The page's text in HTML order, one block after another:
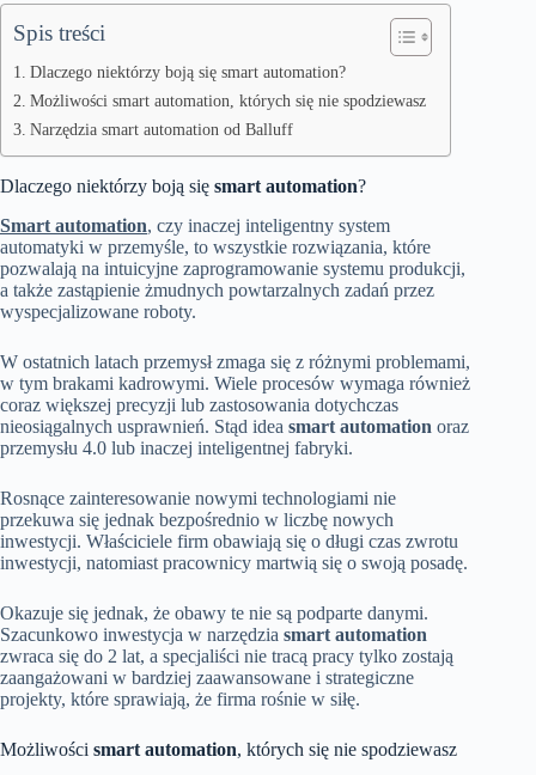
Spis treści
Dlaczego niektórzy boją się smart automation?
Możliwości smart automation, których się nie spodziewasz
Narzędzia smart automation od Balluff
Dlaczego niektórzy boją się smart automation?
Smart automation, czy inaczej inteligentny system
automatyki w przemyśle, to wszystkie rozwiązania, które
pozwalają na intuicyjne zaprogramowanie systemu produkcji,
a także zastąpienie żmudnych powtarzalnych zadań przez
wyspecjalizowane roboty.
W ostatnich latach przemysł zmaga się z różnymi problemami,
w tym brakami kadrowymi. Wiele procesów wymaga również
coraz większej precyzji lub zastosowania dotychczas
nieosiągalnych usprawnień. Stąd idea smart automation oraz
przemysłu 4.0 lub inaczej inteligentnej fabryki.
Rosnące zainteresowanie nowymi technologiami nie
przekuwa się jednak bezpośrednio w liczbę nowych
inwestycji. Właściciele firm obawiają się o długi czas zwrotu
inwestycji, natomiast pracownicy martwią się o swoją posadę.
Okazuje się jednak, że obawy te nie są podparte danymi.
Szacunkowo inwestycja w narzędzia smart automation
zwraca się do 2 lat, a specjaliści nie tracą pracy tylko zostają
zaangażowani w bardziej zaawansowane i strategiczne
projekty, które sprawiają, że firma rośnie w siłę.
Możliwości smart automation, których się nie spodziewasz